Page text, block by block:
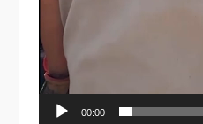
00:00